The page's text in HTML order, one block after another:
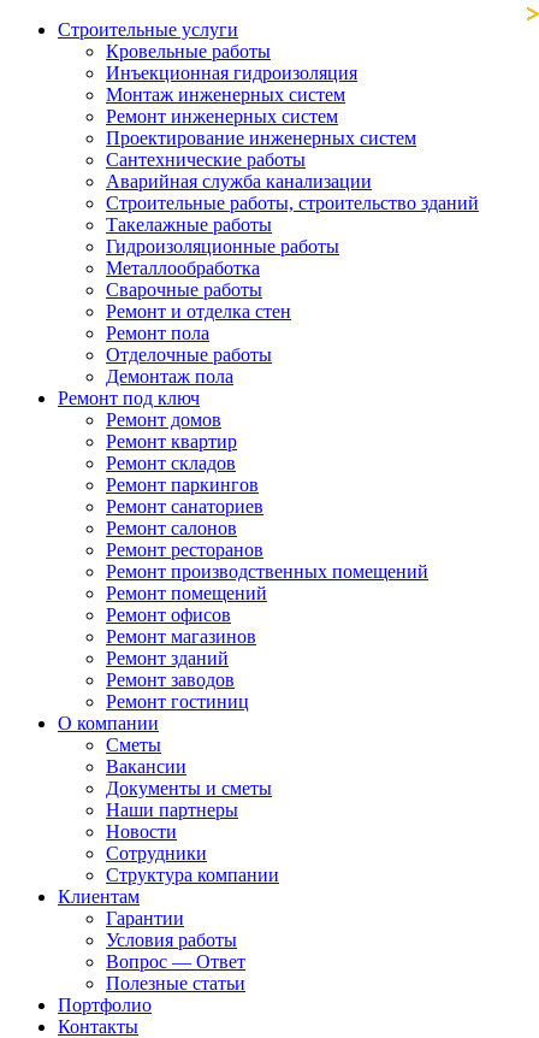
Строительные услуги
Кровельные работы
Инъекционная гидроизоляция
Монтаж инженерных систем
Ремонт инженерных систем
Проектирование инженерных систем
Сантехнические работы
Аварийная служба канализации
Строительные работы, строительство зданий
Такелажные работы
Гидроизоляционные работы
Металлообработка
Сварочные работы
Ремонт и отделка стен
Ремонт пола
Отделочные работы
Демонтаж пола
Ремонт под ключ
Ремонт домов
Ремонт квартир
Ремонт складов
Ремонт паркингов
Ремонт санаториев
Ремонт салонов
Ремонт ресторанов
Ремонт производственных помещений
Ремонт помещений
Ремонт офисов
Ремонт магазинов
Ремонт зданий
Ремонт заводов
Ремонт гостиниц
О компании
Сметы
Вакансии
Документы и сметы
Наши партнеры
Новости
Сотрудники
Структура компании
Клиентам
Гарантии
Условия работы
Вопрос — Ответ
Полезные статьи
Портфолио
Контакты